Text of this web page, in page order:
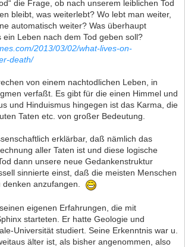
die Frage, ob nach unserem leiblichen Tod
bleibt, was weiterlebt? Wo lebt man weiter,
automatisch weiter? Was überhaupt
Leben nach dem Tod geben soll?
2013/03/02/what-lives-on-
death/
von einem nachtodlichen Leben, in
verfaßt. Es gibt für die einen Himmel und
und Hinduismus hingegen ist das Karma, die
Taten etc. von großer Bedeutung.
erklärbar, daß nämlich das
aller Taten ist und diese logische
dann unsere neue Gedankenstruktur
sinnierte einst, daß die meisten Menschen
anzufangen.
eigenen Erfahrungen, die mit
starteten. Er hatte Geologie und
Universität studiert. Seine Erkenntnis war u.
älter ist, als bisher angenommen, also